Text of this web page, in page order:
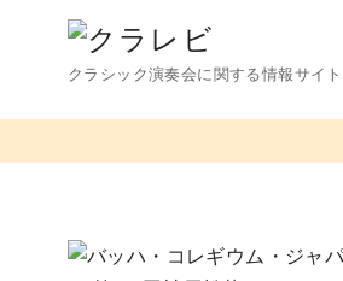
クラシック演奏会に関する情報サイト